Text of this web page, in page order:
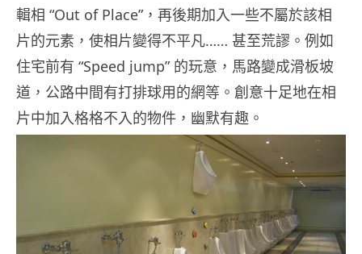
輯相 “Out of Place”，再後期加入一些不屬於該相
片的元素，使相片變得不平凡…… 甚至荒謬。例如
住宅前有 “Speed jump” 的玩意，馬路變成滑板坡
道，公路中間有打排球用的網等。創意十足地在相
片中加入格格不入的物件，幽默有趣。